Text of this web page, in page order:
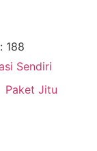
188
Sendiri
Paket Jitu